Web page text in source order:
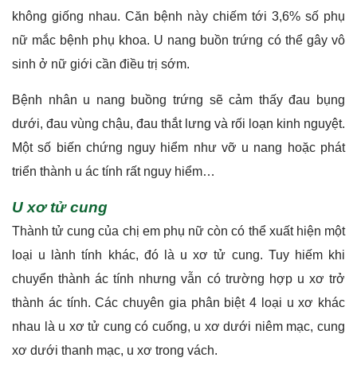
không giống nhau. Căn bệnh này chiếm tới 3,6% số phụ
nữ mắc bệnh phụ khoa. U nang buồn trứng có thể gây vô
sinh ở nữ giới cần điều trị sớm.
Bệnh nhân u nang buồng trứng sẽ cảm thấy đau bụng
dưới, đau vùng chậu, đau thắt lưng và rối loạn kinh nguyệt.
Một số biến chứng nguy hiểm như vỡ u nang hoặc phát
triển thành u ác tính rất nguy hiểm…
U xơ tử cung
Thành tử cung của chị em phụ nữ còn có thể xuất hiện một
loại u lành tính khác, đó là u xơ tử cung. Tuy hiếm khi
chuyển thành ác tính nhưng vẫn có trường hợp u xơ trở
thành ác tính. Các chuyên gia phân biệt 4 loại u xơ khác
nhau là u xơ tử cung có cuống, u xơ dưới niêm mạc, cung
xơ dưới thanh mạc, u xơ trong vách.